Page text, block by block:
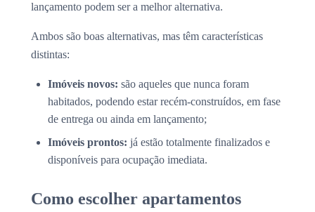
lançamento podem ser a melhor alternativa.
Ambos são boas alternativas, mas têm características
distintas:
Imóveis novos: são aqueles que nunca foram
habitados, podendo estar recém-construídos, em fase
de entrega ou ainda em lançamento;
Imóveis prontos: já estão totalmente finalizados e
disponíveis para ocupação imediata.
Como escolher apartamentos